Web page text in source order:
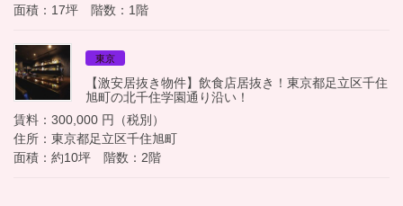
面積：17坪 階数：1階
東京
【激安居抜き物件】飲食店居抜き！東京都足立区千住
旭町の北千住学園通り沿い！
賃料：300,000 円（税別）
住所：東京都足立区千住旭町
面積：約10坪 階数：2階